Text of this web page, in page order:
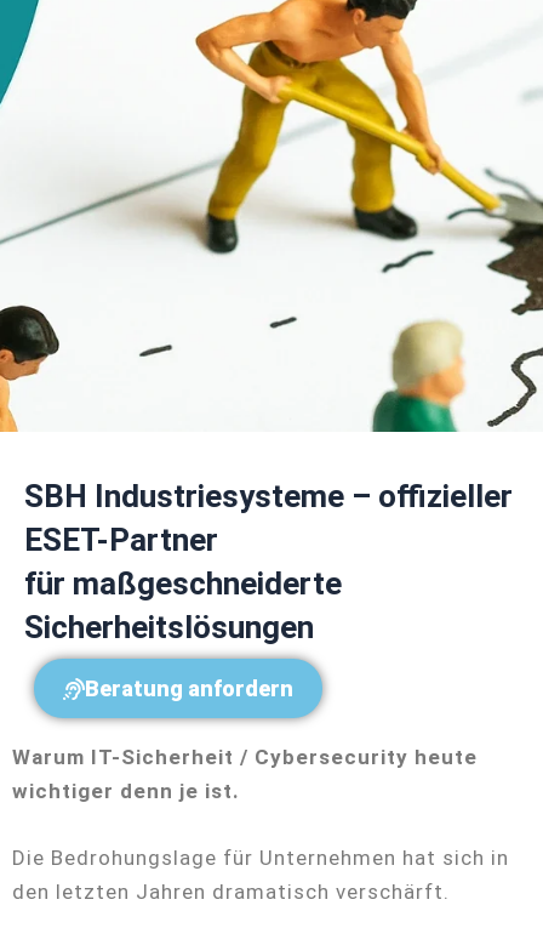
SBH Industriesysteme – offizieller
ESET-Partner
für maßgeschneiderte
Sicherheitslösungen
Beratung anfordern
Warum IT-Sicherheit / Cybersecurity heute
wichtiger denn je ist.
Die Bedrohungslage für Unternehmen hat sich in
den letzten Jahren dramatisch verschärft.